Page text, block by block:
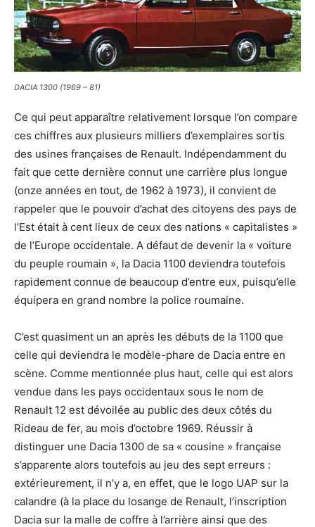
DACIA 1300 (1969 – 81)
Ce qui peut apparaître relativement lorsque l’on compare
ces chiffres aux plusieurs milliers d’exemplaires sortis
des usines françaises de Renault. Indépendamment du
fait que cette dernière connut une carrière plus longue
(onze années en tout, de 1962 à 1973), il convient de
rappeler que le pouvoir d’achat des citoyens des pays de
l’Est était à cent lieux de ceux des nations « capitalistes »
de l’Europe occidentale. A défaut de devenir la « voiture
du peuple roumain », la Dacia 1100 deviendra toutefois
rapidement connue de beaucoup d’entre eux, puisqu’elle
équipera en grand nombre la police roumaine.
C’est quasiment un an après les débuts de la 1100 que
celle qui deviendra le modèle-phare de Dacia entre en
scène. Comme mentionnée plus haut, celle qui est alors
vendue dans les pays occidentaux sous le nom de
Renault 12 est dévoilée au public des deux côtés du
Rideau de fer, au mois d’octobre 1969. Réussir à
distinguer une Dacia 1300 de sa « cousine » française
s’apparente alors toutefois au jeu des sept erreurs :
extérieurement, il n’y a, en effet, que le logo UAP sur la
calandre (à la place du losange de Renault, l’inscription
Dacia sur la malle de coffre à l’arrière ainsi que des